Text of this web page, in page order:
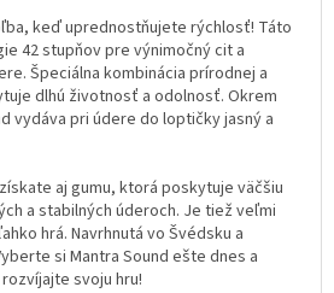
keď uprednostňujete rýchlosť! Táto
42 stupňov pre výnimočný cit a
Špeciálna kombinácia prírodnej a
dlhú životnosť a odolnosť. Okrem
vydáva pri údere do loptičky jasný a
aj gumu, ktorá poskytuje väčšiu
a stabilných úderoch. Je tiež veľmi
hrá. Navrhnutá vo Švédsku a
si Mantra Sound ešte dnes a
svoju hru!